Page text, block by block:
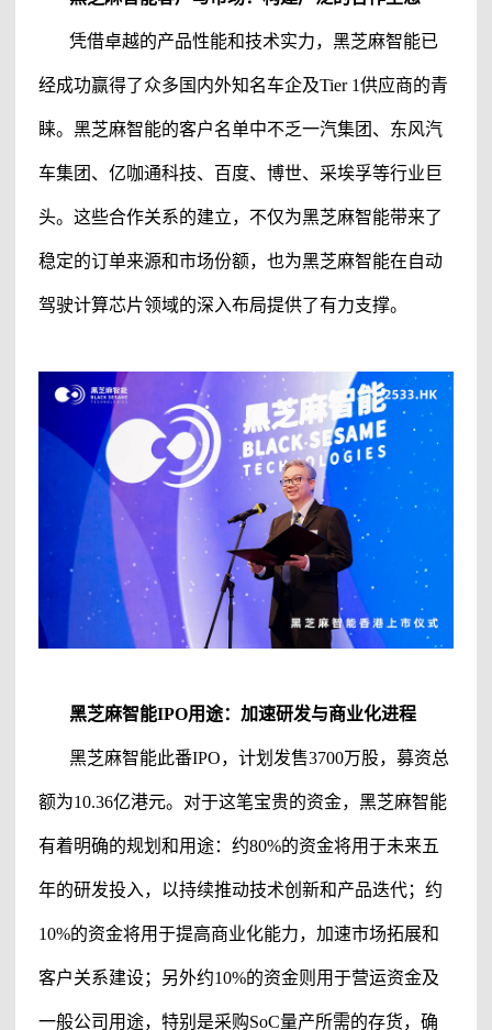
凭借卓越的产品性能和技术实力， 黑芝麻智能已
经成功赢得了众多国内外知名车企及Tier 1供应商的青
睐。 黑芝麻智能的客户名单中不乏一汽集团、东风汽
车集团、亿咖通科技、百度、博世、采埃孚等行业巨
头。这些合作关系的建立，不仅为黑芝麻智能带来了
稳定的订单来源和市场份额，也为黑芝麻智能在自动
驾驶计算芯片领域的深入布局提供了有力支撑。
黑芝麻智能IPO用途：加速研发与商业化进程
黑芝麻智能此番IPO，计划发售3700万股，募资总
额为10.36亿港元。对于这笔宝贵的资金， 黑芝麻智能
有着明确的规划和用途：约80%的资金将用于未来五
年的研发投入，以持续推动技术创新和产品迭代；约
10%的资金将用于提高商业化能力，加速市场拓展和
客户关系建设；另外约10%的资金则用于营运资金及
一般公司用途，特别是采购SoC量产所需的存货，确